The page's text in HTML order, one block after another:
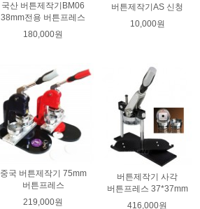
국산 버튼제작기BM06
38mm전용 버튼프레스
180,000원
버튼제작기AS 신청
10,000원
중국 버튼제작기 75mm
버튼프레스
219,000원
버튼제작기 사각
버튼프레스 37*37mm
416,000원